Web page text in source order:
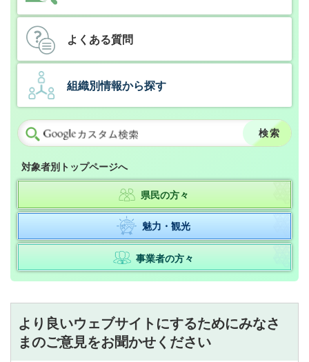
よくある質問
組織別情報から探す
対象者別トップページへ
県民の方々
魅力・観光
事業者の方々
より良いウェブサイトにするためにみなさ
まのご意見をお聞かせください